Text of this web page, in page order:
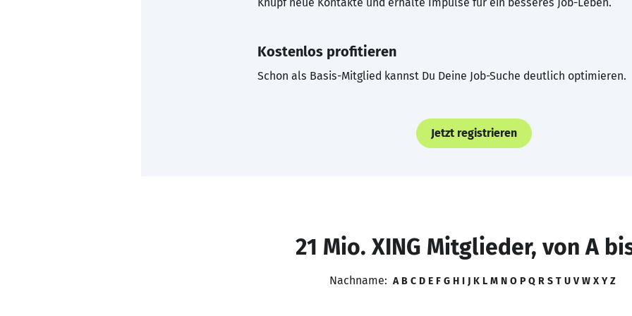
Kostenlos profitieren
Schon als Basis-Mitglied kannst Du Deine Job-Suche deutlich optimieren.
Jetzt registrieren
21 Mio. XING Mitglieder, von A
Nachname: A B C D E F G H I J K L M N O P Q R S T U V W X Y Z